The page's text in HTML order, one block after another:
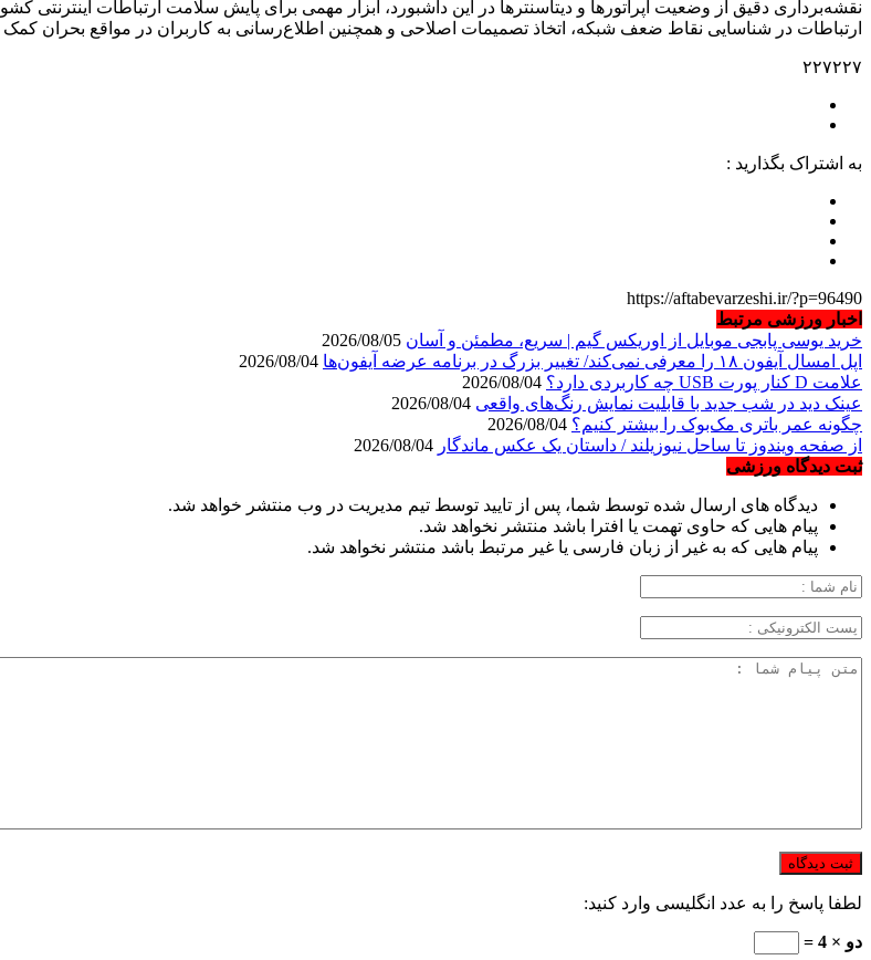
نقشه‌برداری دقیق از وضعیت اپراتورها و دیتاسنترها در این داشبورد، ابزار مهمی برای پایش سلامت ارتباطات
ارتباطات در شناسایی نقاط ضعف شبکه، اتخاذ تصمیمات اصلاحی و همچنین اطلاع‌رسانی به کاربران در مواقع بحران کمک
۲۲۷۲۲۷
به اشتراک بگذارید :
https://aftabevarzeshi.ir/?p=96490
اخبار ورزشی مرتبط
خرید یوسی پابجی موبایل از اوریکس گیم | سریع، مطمئن و آسان
اپل امسال آیفون ۱۸ را معرفی نمی‌کند/ تغییر بزرگ در برنامه عرضه آیفون‌ها
علامت D کنار پورت USB چه کاربردی دارد؟
عینک دید در شب جدید با قابلیت نمایش رنگ‌های واقعی
چگونه عمر باتری مک‌بوک را بیشتر کنیم؟
از صفحه ویندوز تا ساحل نیوزیلند / داستان یک عکس ماندگار
ثبت دیدگاه ورزشی
دیدگاه های ارسال شده توسط شما، پس از تایید توسط تیم مدیریت در وب منتشر خواهد شد.
پیام هایی که حاوی تهمت یا افترا باشد منتشر نخواهد شد.
پیام هایی که به غیر از زبان فارسی یا غیر مرتبط باشد منتشر نخواهد شد.
لطفا پاسخ را به عدد انگلیسی وارد کنید:
دو × 4 =